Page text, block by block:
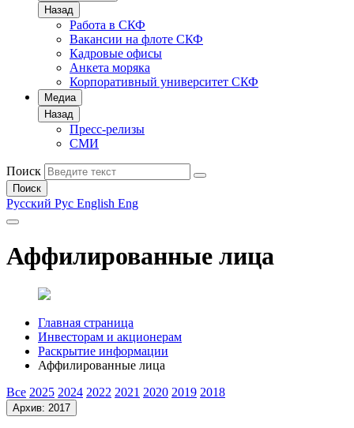
Назад
Работа в СКФ
Вакансии на флоте СКФ
Кадровые офисы
Анкета моряка
Корпоративный университет СКФ
Медиа
Назад
Пресс-релизы
СМИ
Поиск
Поиск
Русский Рус English Eng
Аффилированные лица
Главная страница
Инвесторам и акционерам
Раскрытие информации
Аффилированные лица
Все 2025 2024 2022 2021 2020 2019 2018
Архив: 2017